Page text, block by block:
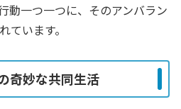
動一つ一つに、そのアンバラン
ています。
奇妙な共同生活